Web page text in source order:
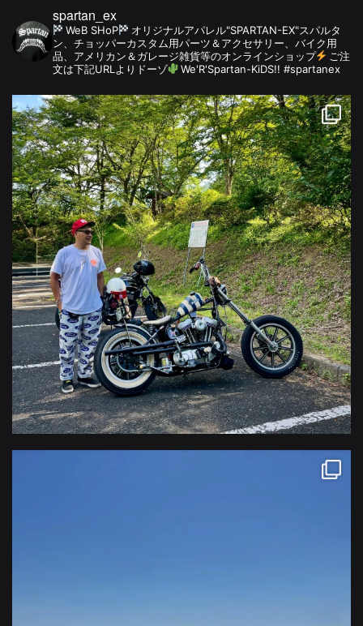
spartan_ex
WeB SHoP
オリジナルアパレル"SPARTAN-EX"スパルタ
ン、チョッパーカスタム用パーツ＆アクセサリー、バイク用
品、アメリカン＆ガレージ雑貨等のオンラインショップ
ご注
文は下記URLよりドーゾ
We'R'Spartan-KiDS!! #spartanex